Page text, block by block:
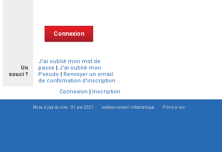
Un
souci ?
J'ai oublié mon mot de
passe | J'ai oublié mon
Pseudo | Renvoyer un email
de confirmation d'inscription
Connexion | Inscription
Mise à jour du site : 01 avr. 2021 webrox conseil informatique Films à voir